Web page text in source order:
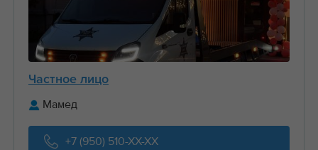
Частное лицо
Мамед
+7 (950) 510-XX-XX